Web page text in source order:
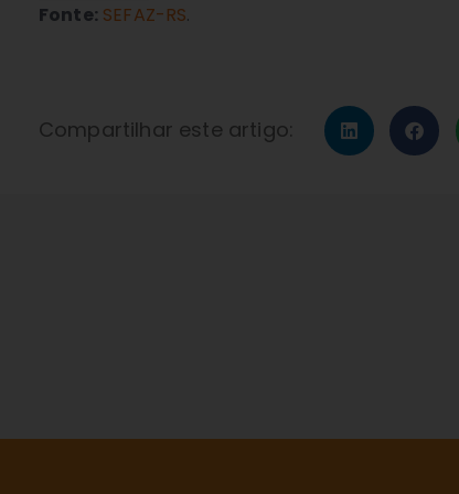
Fonte: SEFAZ-RS.
Compartilhar este artigo: